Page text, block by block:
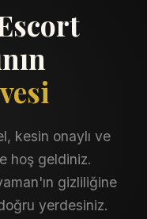
kesin onaylı ve
hoş geldiniz.
gizliliğine
yerdesiniz.